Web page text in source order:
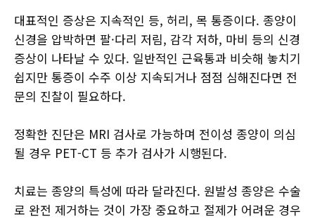
대표적인 증상은 지속적인 등, 허리, 목 통증이다. 종양이
신경을 압박하면 팔·다리 저림, 감각 저하, 마비 등의 신경
증상이 나타날 수 있다. 일반적인 근육통과 비슷해 놓치기
쉽지만 통증이 수주 이상 지속되거나 점점 심해진다면 전
문의 진찰이 필요하다.
정확한 진단은 MRI 검사로 가능하며 전이성 종양이 의심
될 경우 PET-CT 등 추가 검사가 시행된다.
치료는 종양의 특성에 따라 달라진다. 원발성 종양은 수술
로 완전 제거하는 것이 가장 중요하고 절제가 어려운 경우